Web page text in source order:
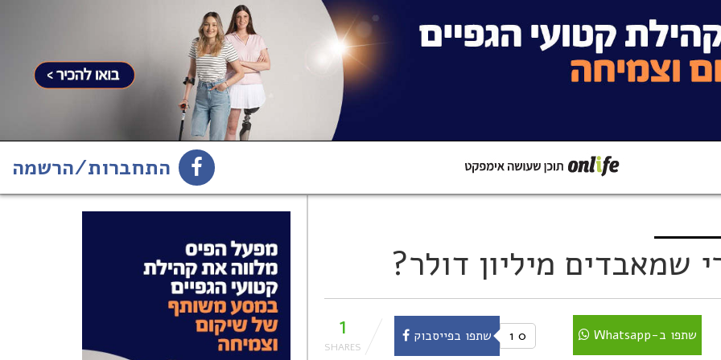
התחברות/הרשמה
הירשמו לניוזלטר 1
שמאבדים מיליון דולר?
שתפו ב-Whatsapp 0 שתפו בפייסבוק 1